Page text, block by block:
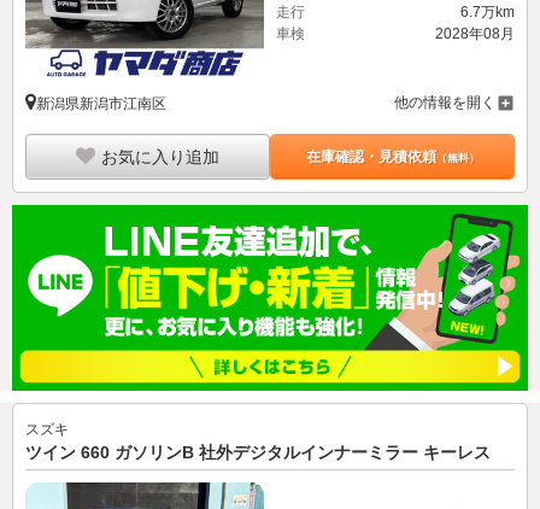
走行
6.7万km
車検
2028年08月
新潟県新潟市江南区 他の情報を開く
お気に入り追加 在庫確認・見積依頼（無料）
スズキ
ツイン 660 ガソリンB 社外デジタルインナーミラー キーレス